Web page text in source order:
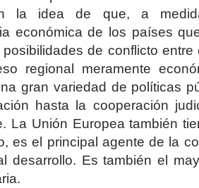
la idea de que, a
económica de los países
de conflicto
regional meramente
gran variedad de políticas
hasta la cooperación
La Unión Europea también
es el principal agente de la
desarrollo. Es también el